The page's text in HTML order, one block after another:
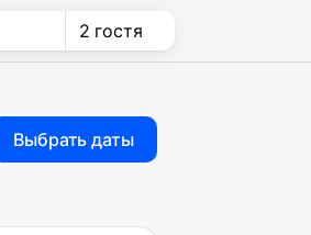
2 гостя
Выбрать даты